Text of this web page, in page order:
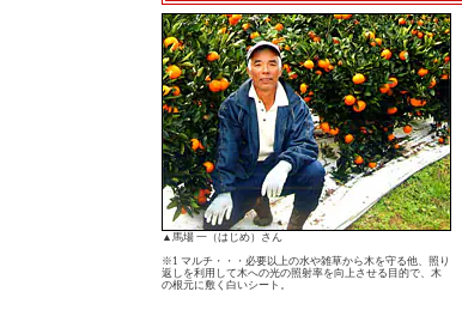
▲馬場 一（はじめ）さん
※1 マルチ・・・必要以上の水や雑草から木を守る他、照り
返しを利用して木への光の照射率を向上させる目的で、木
の根元に敷く白いシート。